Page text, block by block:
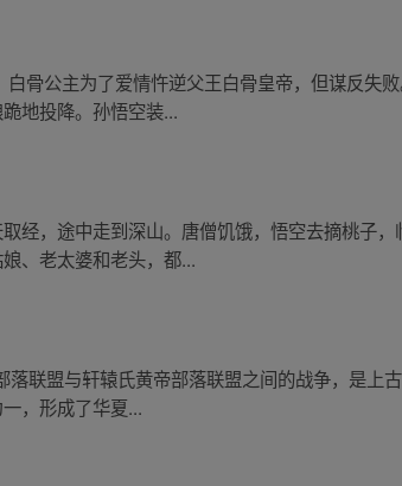
骨公主为了爱情忤逆父王白骨皇帝，但谋反失
地投降。孙悟空装...
经，途中走到深山。唐僧饥饿，悟空去摘桃子，
、老太婆和老头，都...
联盟与轩辕氏黄帝部落联盟之间的战争，是上
，形成了华夏...